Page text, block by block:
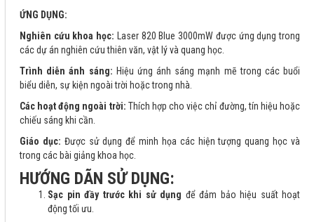
ỨNG DỤNG:
Nghiên cứu khoa học: Laser 820 Blue 3000mW được ứng dụng trong
các dự án nghiên cứu thiên văn, vật lý và quang học.
Trình diễn ánh sáng: Hiệu ứng ánh sáng mạnh mẽ trong các buổi
biểu diễn, sự kiện ngoài trời hoặc trong nhà.
Các hoạt động ngoài trời: Thích hợp cho việc chỉ đường, tín hiệu hoặc
chiếu sáng khi cần.
Giáo dục: Được sử dụng để minh họa các hiện tượng quang học và
trong các bài giảng khoa học.
HƯỚNG DÃN SỬ DỤNG:
Sạc pin đầy trước khi sử dụng để đảm bảo hiệu suất hoạt
động tối ưu.